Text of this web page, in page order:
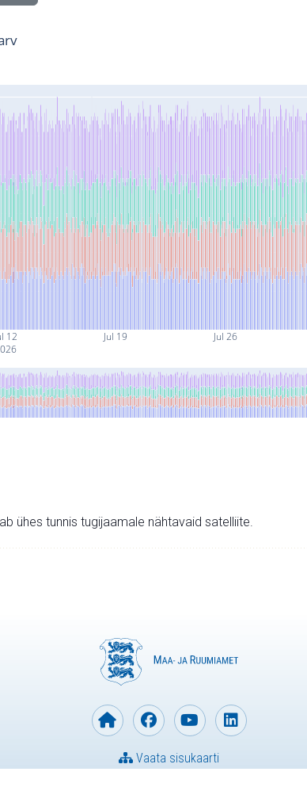
12 Jul 19 Jul 26
ühes tunnis tugijaamale nähtavaid satelliite.
Vaata sisukaarti